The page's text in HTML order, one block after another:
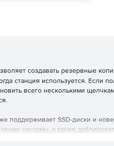
создавать резервные
станция используется. Если
всего несколькими
поддерживает SSD-диски и
системы, а также